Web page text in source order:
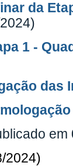
da
1 -
das
em
/2024)